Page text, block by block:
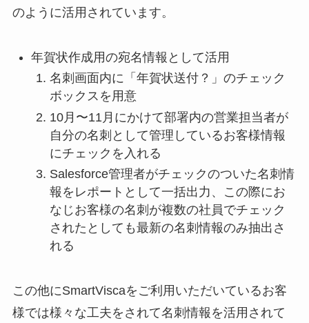
のように活用されています。
年賀状作成用の宛名情報として活用
名刺画面内に「年賀状送付？」のチェック
ボックスを用意
10月〜11月にかけて部署内の営業担当者が
自分の名刺として管理しているお客様情報
にチェックを入れる
Salesforce管理者がチェックのついた名刺情
報をレポートとして一括出力、この際にお
なじお客様の名刺が複数の社員でチェック
されたとしても最新の名刺情報のみ抽出さ
れる
この他にSmartViscaをご利用いただいているお客
様では様々な工夫をされて名刺情報を活用されて